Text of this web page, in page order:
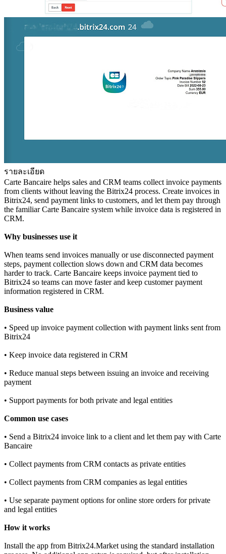
รายละเอียด
Carte Bancaire helps sales and CRM teams collect invoice payments
from clients without leaving the Bitrix24 process. Create invoices in
Bitrix24, send payment links to customers, and let them pay through
the familiar Carte Bancaire system while invoice data is registered in
CRM.
Why businesses use it
When teams send invoices manually or use disconnected payment
steps, payment collection slows down and CRM data becomes
harder to track. Carte Bancaire keeps invoice payment tied to
Bitrix24 so teams can move faster and keep customer payment
information registered in CRM.
Business value
• Speed up invoice payment collection with payment links sent from
Bitrix24
• Keep invoice data registered in CRM
• Reduce manual steps between issuing an invoice and receiving
payment
• Support payments for both private and legal entities
Common use cases
• Send a Bitrix24 invoice link to a client and let them pay with Carte
Bancaire
• Collect payments from CRM contacts as private entities
• Collect payments from CRM companies as legal entities
• Use separate payment options for online store orders for private
and legal entities
How it works
Install the app from Bitrix24.Market using the standard installation